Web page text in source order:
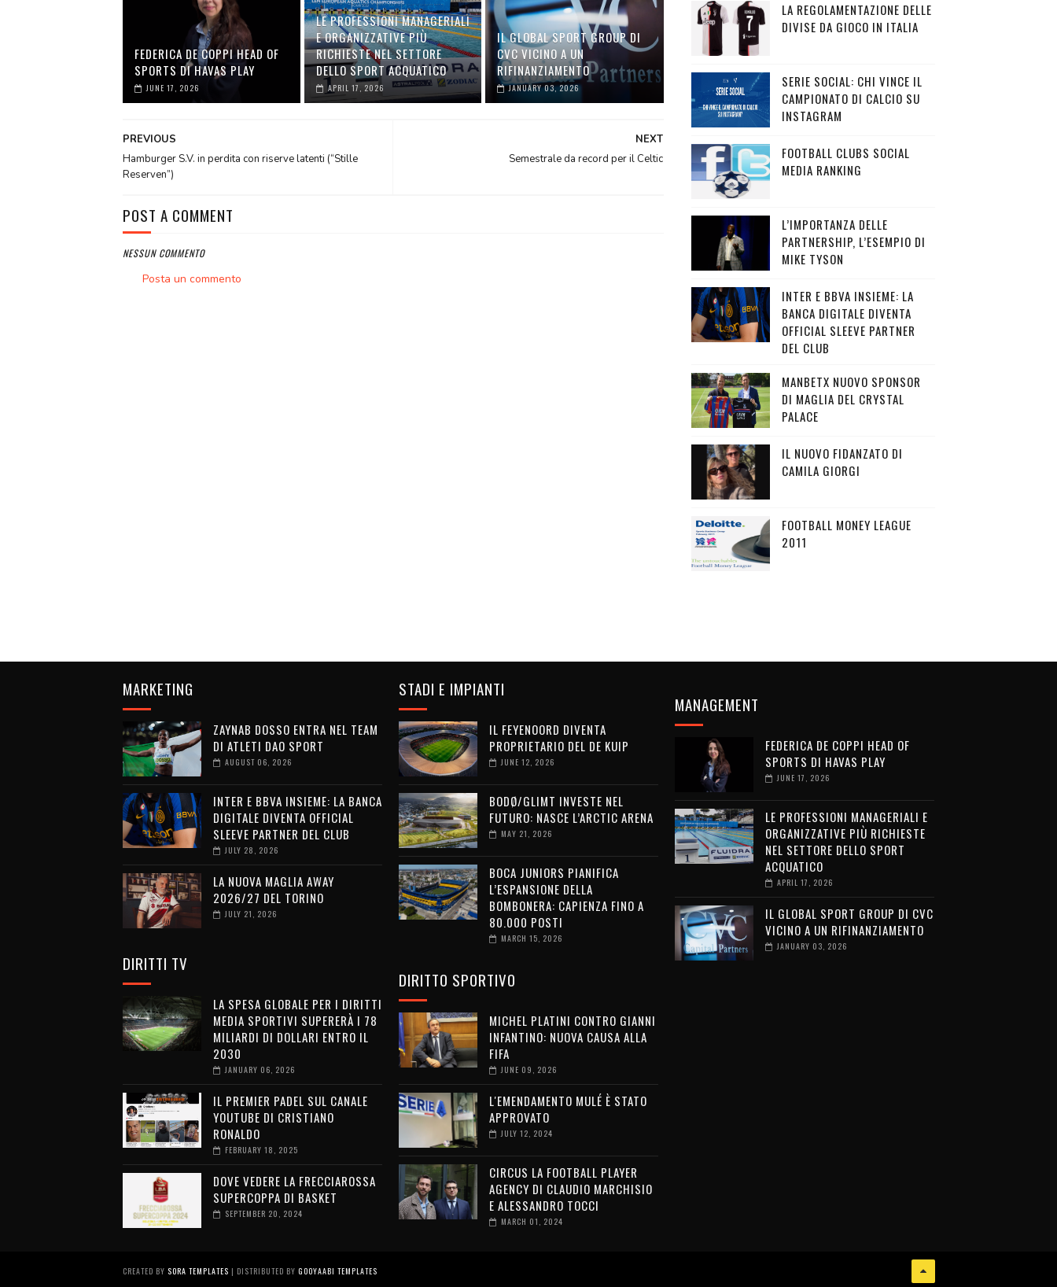
FEDERICA DE COPPI HEAD OF
SPORTS DI HAVAS PLAY
JUNE 17, 2026
LE PROFESSIONI MANAGERIALI
E ORGANIZZATIVE PIÙ
RICHIESTE NEL SETTORE
DELLO SPORT ACQUATICO
APRIL 17, 2026
IL GLOBAL SPORT GROUP DI
CVC VICINO A UN
RIFINANZIAMENTO
JANUARY 03, 2026
NEXT
Semestrale da record per il Celtic
PREVIOUS
Hamburger S.V. in perdita con riserve latenti (“Stille
Reserven”)
POST A COMMENT
NESSUN COMMENTO
Posta un commento
LA REGOLAMENTAZIONE DELLE
DIVISE DA GIOCO IN ITALIA
SERIE SOCIAL: CHI VINCE IL
CAMPIONATO DI CALCIO SU
INSTAGRAM
FOOTBALL CLUBS SOCIAL
MEDIA RANKING
L’IMPORTANZA DELLE
PARTNERSHIP, L’ESEMPIO DI
MIKE TYSON
INTER E BBVA INSIEME: LA
BANCA DIGITALE DIVENTA
OFFICIAL SLEEVE PARTNER
DEL CLUB
MANBETX NUOVO SPONSOR
DI MAGLIA DEL CRYSTAL
PALACE
IL NUOVO FIDANZATO DI
CAMILA GIORGI
FOOTBALL MONEY LEAGUE
2011
MARKETING
ZAYNAB DOSSO ENTRA NEL TEAM
DI ATLETI DAO SPORT
AUGUST 06, 2026
INTER E BBVA INSIEME: LA BANCA
DIGITALE DIVENTA OFFICIAL
SLEEVE PARTNER DEL CLUB
JULY 28, 2026
LA NUOVA MAGLIA AWAY
2026/27 DEL TORINO
JULY 21, 2026
DIRITTI TV
LA SPESA GLOBALE PER I DIRITTI
MEDIA SPORTIVI SUPERERÀ I 78
MILIARDI DI DOLLARI ENTRO IL
2030
JANUARY 06, 2026
IL PREMIER PADEL SUL CANALE
YOUTUBE DI CRISTIANO
RONALDO
FEBRUARY 18, 2025
DOVE VEDERE LA FRECCIAROSSA
SUPERCOPPA DI BASKET
SEPTEMBER 20, 2024
STADI E IMPIANTI
IL FEYENOORD DIVENTA
PROPRIETARIO DEL DE KUIP
JUNE 12, 2026
BODØ/GLIMT INVESTE NEL
FUTURO: NASCE L’ARCTIC ARENA
MAY 21, 2026
BOCA JUNIORS PIANIFICA
L’ESPANSIONE DELLA
BOMBONERA: CAPIENZA FINO A
80.000 POSTI
MARCH 15, 2026
DIRITTO SPORTIVO
MICHEL PLATINI CONTRO GIANNI
INFANTINO: NUOVA CAUSA ALLA
FIFA
JUNE 09, 2026
L'EMENDAMENTO MULÉ È STATO
APPROVATO
JULY 12, 2024
CIRCUS LA FOOTBALL PLAYER
AGENCY DI CLAUDIO MARCHISIO
E ALESSANDRO TOCCI
MARCH 01, 2024
MANAGEMENT
FEDERICA DE COPPI HEAD OF
SPORTS DI HAVAS PLAY
JUNE 17, 2026
LE PROFESSIONI MANAGERIALI E
ORGANIZZATIVE PIÙ RICHIESTE
NEL SETTORE DELLO SPORT
ACQUATICO
APRIL 17, 2026
IL GLOBAL SPORT GROUP DI CVC
VICINO A UN RIFINANZIAMENTO
JANUARY 03, 2026
CREATED BY SORA TEMPLATES | DISTRIBUTED BY GOOYAABI TEMPLATES